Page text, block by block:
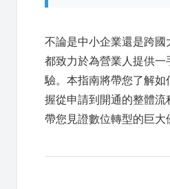
不論是中小企業還是跨
都致力於為營業人提供
驗。本指南將帶您了解如
握從申請到開通的整體
帶您見證數位轉型的巨大